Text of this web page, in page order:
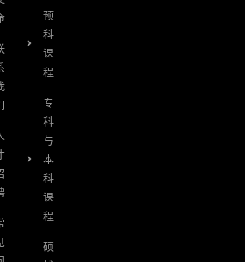
预
科
课
程
专
科
与
本
科
课
程
硕